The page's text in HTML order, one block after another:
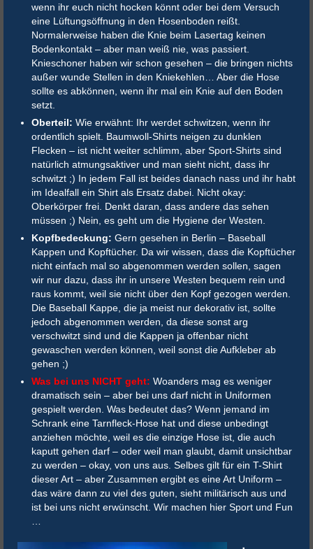
wenn ihr euch nicht hocken könnt oder bei dem Versuch
eine Lüftungsöffnung in den Hosenboden reißt.
Normalerweise haben die Knie beim Lasertag keinen
Bodenkontakt – aber man weiß nie, was passiert.
Knieschoner haben wir schon gesehen – die bringen nichts
außer wunde Stellen in den Kniekehlen… Aber die Hose
sollte es abkönnen, wenn ihr mal ein Knie auf den Boden
setzt.
Oberteil: Wie erwähnt: Ihr werdet schwitzen, wenn ihr
ordentlich spielt. Baumwoll-Shirts neigen zu dunklen
Flecken – ist nicht weiter schlimm, aber Sport-Shirts sind
natürlich atmungsaktiver und man sieht nicht, dass ihr
schwitzt ;) In jedem Fall ist beides danach nass und ihr habt
im Idealfall ein Shirt als Ersatz dabei. Nicht okay:
Oberkörper frei. Denkt daran, dass andere das sehen
müssen ;) Nein, es geht um die Hygiene der Westen.
Kopfbedeckung: Gern gesehen in Berlin – Baseball
Kappen und Kopftücher. Da wir wissen, dass die Kopftücher
nicht einfach mal so abgenommen werden sollen, sagen
wir nur dazu, dass ihr in unsere Westen bequem rein und
raus kommt, weil sie nicht über den Kopf gezogen werden.
Die Baseball Kappe, die ja meist nur dekorativ ist, sollte
jedoch abgenommen werden, da diese sonst arg
verschwitzt sind und die Kappen ja offenbar nicht
gewaschen werden können, weil sonst die Aufkleber ab
gehen ;)
Was bei uns NICHT geht: Woanders mag es weniger
dramatisch sein – aber bei uns darf nicht in Uniformen
gespielt werden. Was bedeutet das? Wenn jemand im
Schrank eine Tarnfleck-Hose hat und diese unbedingt
anziehen möchte, weil es die einzige Hose ist, die auch
kaputt gehen darf – oder weil man glaubt, damit unsichtbar
zu werden – okay, von uns aus. Selbes gilt für ein T-Shirt
dieser Art – aber Zusammen ergibt es eine Art Uniform –
das wäre dann zu viel des guten, sieht militärisch aus und
ist bei uns nicht erwünscht. Wir machen hier Sport und Fun